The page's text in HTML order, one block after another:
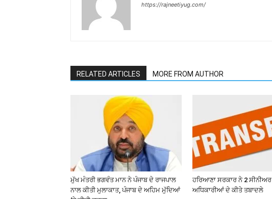
https://rajneetiyug.com/
RELATED ARTICLES MORE FROM AUTHOR
ਮੁੱਖ ਮੰਤਰੀ ਭਗਵੰਤ ਮਾਨ ਨੇ ਪੰਜਾਬ ਦੇ ਰਾਜਪਾਲ
ਨਾਲ ਕੀਤੀ ਮੁਲਾਕਾਤ, ਪੰਜਾਬ ਦੇ ਅਹਿਮ ਮੁੱਦਿਆਂ
ਹਰਿਆਣਾ ਸਰਕਾਰ ਨੇ 2 ਸੀਨੀਅਰ
ਅਧਿਕਾਰੀਆਂ ਦੇ ਕੀਤੇ ਤਬਾਦਲੇ